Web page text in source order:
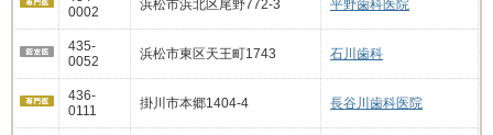
0002
浜松市浜北区尾野772-3 平野歯科医院
435-
0052
浜松市東区天王町1743 石川歯科
436-
0111
掛川市本郷1404-4 長谷川歯科医院